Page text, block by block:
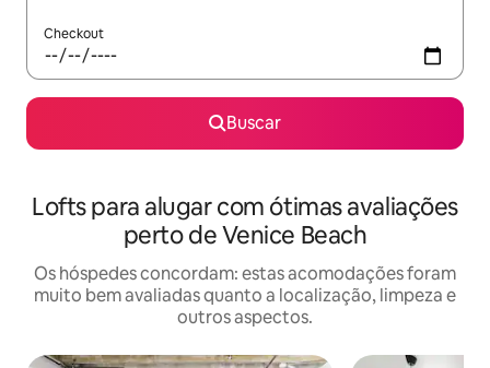
Checkout
Buscar
Lofts para alugar com ótimas avaliações
perto de Venice Beach
Os hóspedes concordam: estas acomodações foram
muito bem avaliadas quanto a localização, limpeza e
outros aspectos.